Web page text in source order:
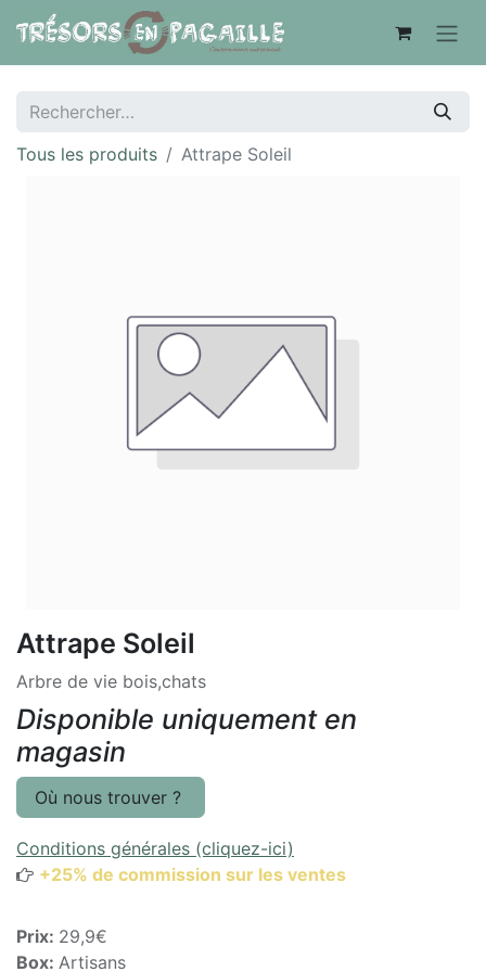
Tous les produits Attrape Soleil
Attrape Soleil
Arbre de vie bois,chats
Disponible uniquement en
magasin
Où nous trouver ?
Conditions générales (cliquez-ici)
+25% de commission sur les ventes
Prix: 29,9€
Box: Artisans